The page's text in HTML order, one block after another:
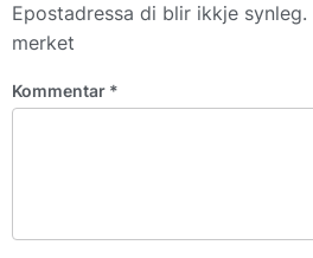
Epostadressa di blir ikkje synleg.
merket
Kommentar *